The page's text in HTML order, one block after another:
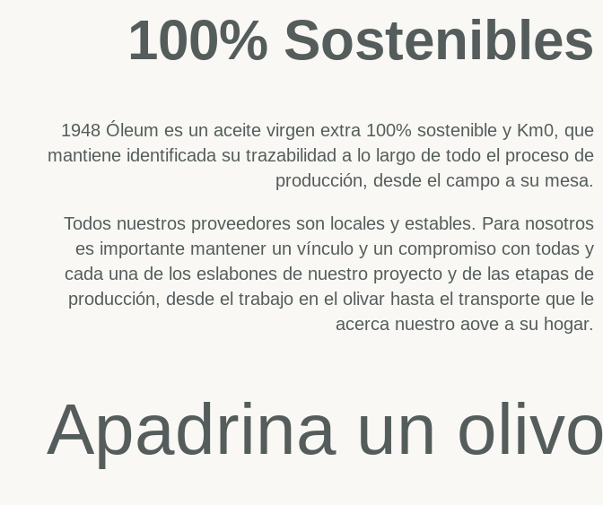
100% Sostenibles
1948 Óleum es un aceite virgen extra 100% sostenible y Km0, que
mantiene identificada su trazabilidad a lo largo de todo el proceso de
producción, desde el campo a su mesa.
Todos nuestros proveedores son locales y estables. Para nosotros
es importante mantener un vínculo y un compromiso con todas y
cada una de los eslabones de nuestro proyecto y de las etapas de
producción, desde el trabajo en el olivar hasta el transporte que le
acerca nuestro aove a su hogar.
Apadrina un olivo